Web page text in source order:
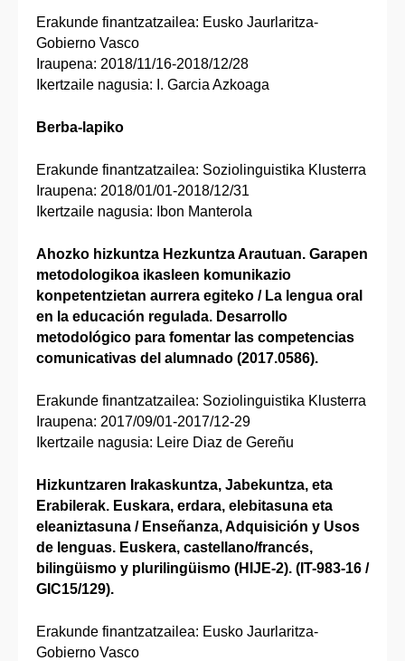
Erakunde finantzatzailea: Eusko Jaurlaritza-
Gobierno Vasco
Iraupena: 2018/11/16-2018/12/28
Ikertzaile nagusia: I. Garcia Azkoaga
Berba-lapiko
Erakunde finantzatzailea: Soziolinguistika Klusterra
Iraupena: 2018/01/01-2018/12/31
Ikertzaile nagusia: Ibon Manterola
Ahozko hizkuntza Hezkuntza Arautuan. Garapen
metodologikoa ikasleen komunikazio
konpetentzietan aurrera egiteko / La lengua oral
en la educación regulada. Desarrollo
metodológico para fomentar las competencias
comunicativas del alumnado (2017.0586).
Erakunde finantzatzailea: Soziolinguistika Klusterra
Iraupena: 2017/09/01-2017/12-29
Ikertzaile nagusia: Leire Diaz de Gereñu
Hizkuntzaren Irakaskuntza, Jabekuntza, eta
Erabilerak. Euskara, erdara, elebitasuna eta
eleaniztasuna / Enseñanza, Adquisición y Usos
de lenguas. Euskera, castellano/francés,
bilingüismo y plurilingüismo (HIJE-2). (IT-983-16 /
GIC15/129).
Erakunde finantzatzailea: Eusko Jaurlaritza-
Gobierno Vasco